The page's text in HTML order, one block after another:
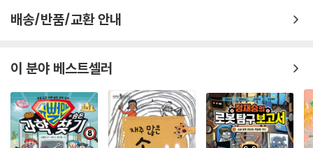
배송/반품/교환 안내
이 분야 베스트셀러